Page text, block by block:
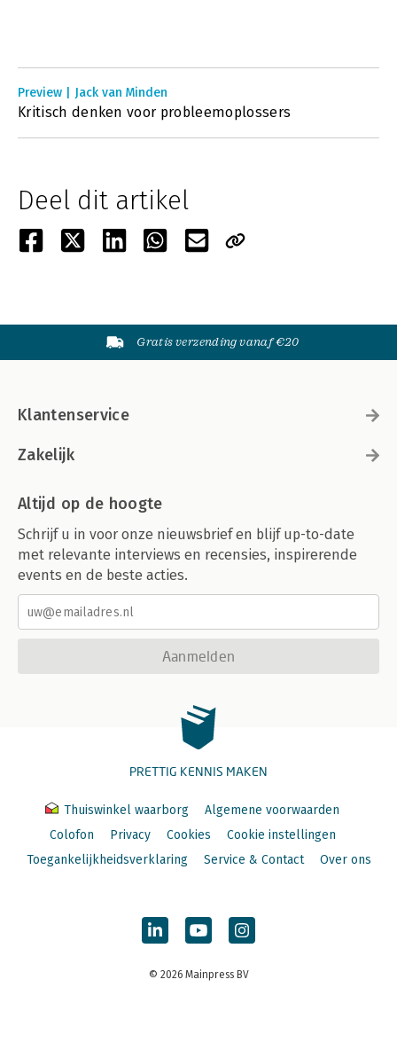
Preview | Jack van Minden
Kritisch denken voor probleemoplossers
Deel dit artikel
Gratis verzending vanaf €20
Klantenservice
Zakelijk
Altijd op de hoogte
Schrijf u in voor onze nieuwsbrief en blijf up-to-date
met relevante interviews en recensies, inspirerende
events en de beste acties.
Aanmelden
PRETTIG KENNIS MAKEN
Thuiswinkel waarborg
Algemene voorwaarden
Colofon
Privacy Cookies
Cookie instellingen
Toegankelijkheidsverklaring
Service & Contact Over ons
© 2026 Mainpress BV